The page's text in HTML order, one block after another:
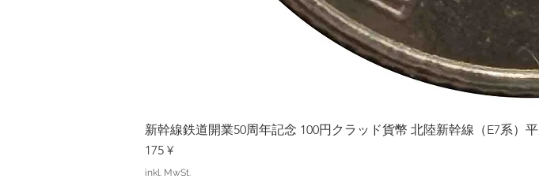
新幹線鉄道開業50周年記念 100円クラッド貨幣 北陸新幹線（E7系）
Preis
175 ¥
inkl. MwSt.